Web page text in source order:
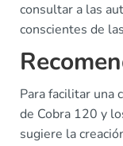
consultar a las
conscientes de
Para facilitar una
de Cobra 120 y
sugiere la